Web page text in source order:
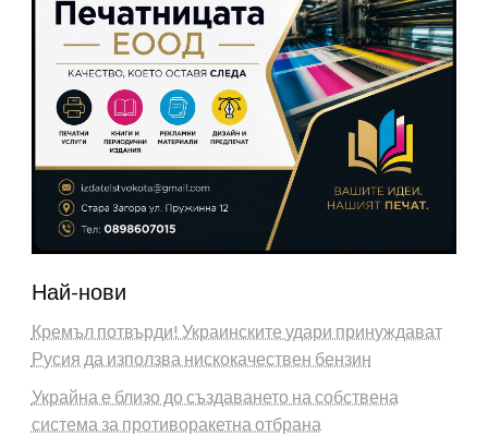
Най-нови
Кремъл потвърди! Украинските удари принуждават
Русия да използва нискокачествен бензин
Украйна е близо до създаването на собствена
система за противоракетна отбрана